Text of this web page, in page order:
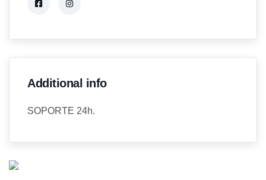
Additional info
SOPORTE 24h.